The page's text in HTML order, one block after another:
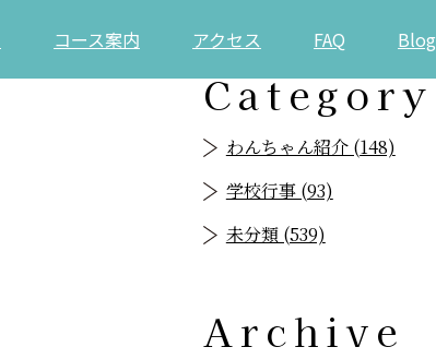
コース案内 アクセス FAQ Blog
Category
わんちゃん紹介 (148)
学校行事 (93)
未分類 (539)
Archive